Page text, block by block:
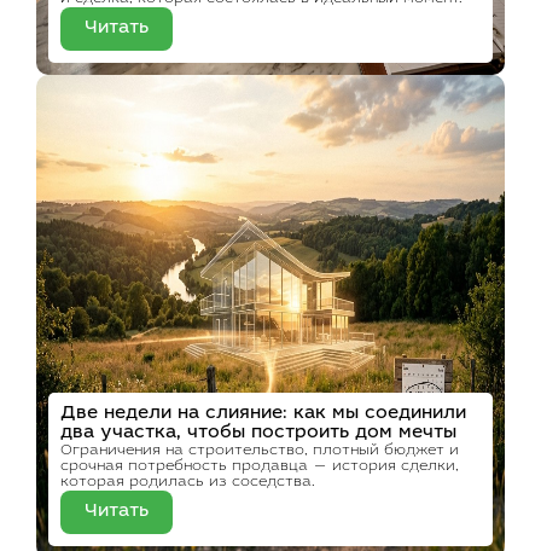
Читать
Две недели на слияние: как мы соединили
два участка, чтобы построить дом мечты
Ограничения на строительство, плотный бюджет и
срочная потребность продавца — история сделки,
которая родилась из соседства.
Читать